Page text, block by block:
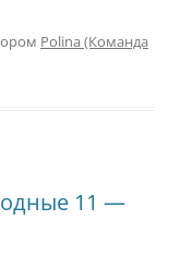
Polina (Команда
11 —